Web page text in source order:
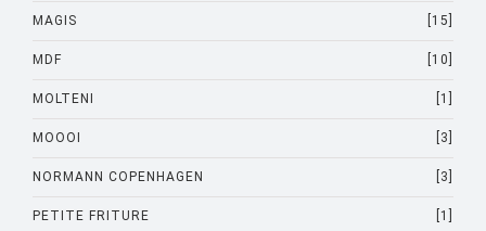
MAGIS [15]
MDF [10]
MOLTENI [1]
MOOOI [3]
NORMANN COPENHAGEN [3]
PETITE FRITURE [1]